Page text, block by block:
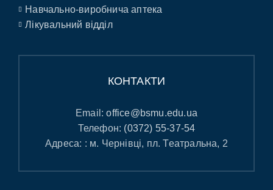
Навчально-виробнича аптека
Лікувальний відділ
КОНТАКТИ
Email:office@bsmu.edu.ua
Телефон: (0372) 55-37-54
Адреса: : м. Чернівці, пл. Театральна, 2